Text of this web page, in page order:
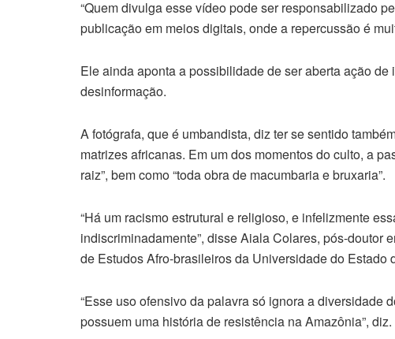
“Quem divulga esse vídeo pode ser responsabilizado
publicação em meios digitais, onde a repercussão é
Ele ainda aponta a possibilidade de ser aberta ação
desinformação.
A fotógrafa, que é umbandista, diz ter se sentido
matrizes africanas. Em um dos momentos do culto, a
raiz”, bem como “toda obra de macumbaria e bruxaria”.
“Há um racismo estrutural e religioso, e infelizmente
indiscriminadamente”, disse Aiala Colares, pós-doutor
de Estudos Afro-brasileiros da Universidade do Estado
“Esse uso ofensivo da palavra só ignora a diversidade
possuem uma história de resistência na Amazônia”, diz.